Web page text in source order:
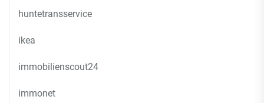
huntetransservice
ikea
immobilienscout24
immonet